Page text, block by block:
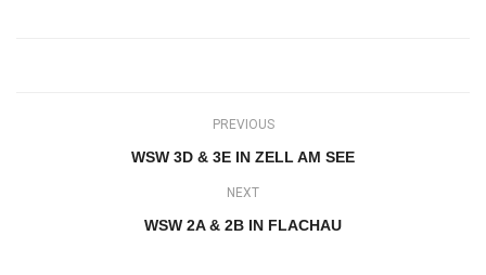
PREVIOUS
WSW 3D & 3E IN ZELL AM SEE
NEXT
WSW 2A & 2B IN FLACHAU